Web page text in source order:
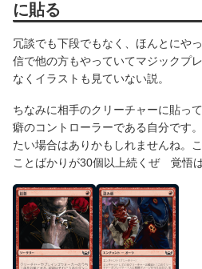
に貼る
冗談でも下段でもなく、ほんとにや
信で他の方もやっていてマジックプ
なくイラストも見ていない説。
ちなみに相手のクリーチャーに貼っ
癖のコントローラーである自分です
たい場合はありかもしれませんね。
ことばかりが30個以上続くぜ 覚悟